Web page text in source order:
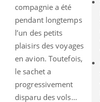
compagnie a été
pendant longtemps
l’un des petits
plaisirs des voyages
en avion. Toutefois,
le sachet a
progressivement
disparu des vols…